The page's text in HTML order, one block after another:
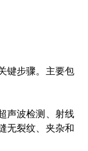
键步骤。主要包
声波检测、射线
无裂纹、夹杂和